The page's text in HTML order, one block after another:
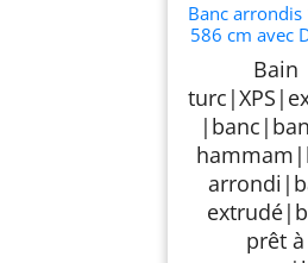
Banc arrondis
586 cm avec
XPS prêt à
pour
Salle de
Bain
prêt à